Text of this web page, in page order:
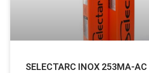
SELECTARC INOX 253MA-AC